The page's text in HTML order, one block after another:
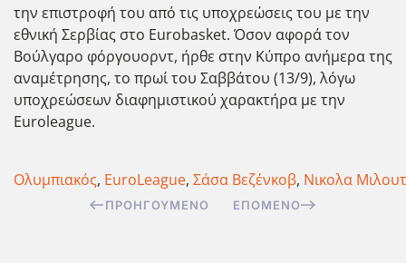
την επιστροφή του από τις υποχρεώσεις του με την
εθνική Σερβίας στο Eurobasket. Όσον αφορά τον
Βούλγαρο φόργουορντ, ήρθε στην Κύπρο ανήμερα της
αναμέτρησης, το πρωί του Σαββάτου (13/9), λόγω
υποχρεώσεων διαφημιστικού χαρακτήρα με την
Euroleague.
Ολυμπιακός, EuroLeague, Σάσα Βεζένκοβ, Νικολα
ΠΡΟΗΓΟΎΜΕΝΟ ΕΠΌΜΕΝΟ